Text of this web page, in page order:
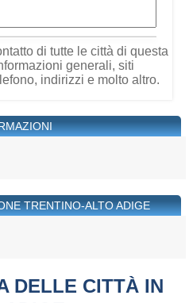
di tutte le città di questa
generali, siti
indirizzi e molto altro.
TRENTINO-ALTO ADIGE
DELLE CITTÀ IN